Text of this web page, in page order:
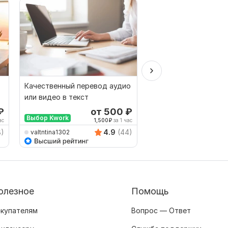
Качественный перевод аудио
или видео в текст
Выбор Kwork
от 500 ₽
1,500₽ за 1 час
valtntina1302 4.9 (44)
Помощь
Вопрос — Ответ